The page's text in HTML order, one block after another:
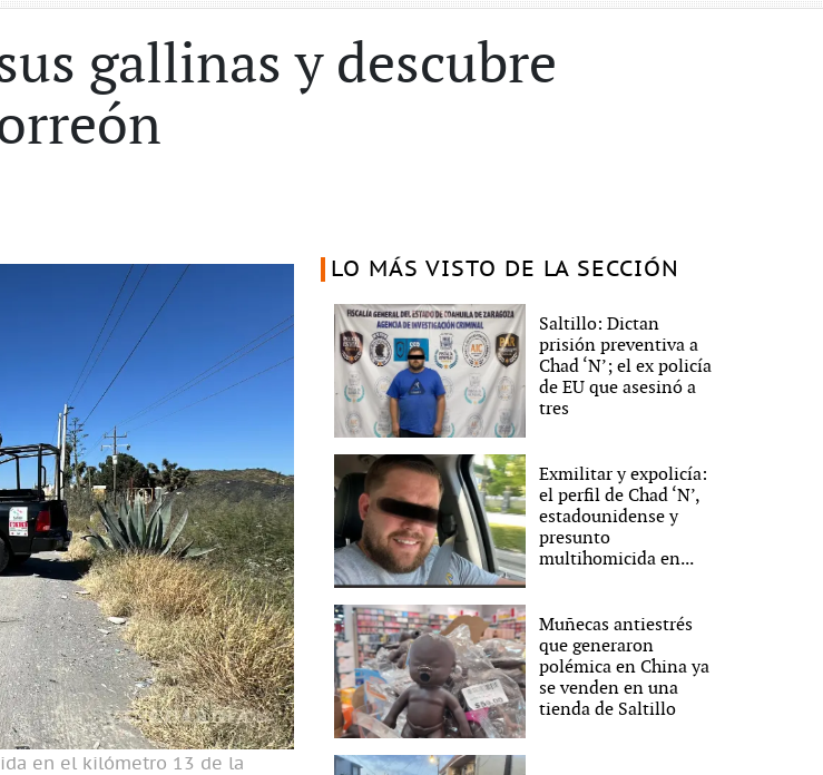
gallinas y descubre
en el kilómetro 13 de la
LO MÁS VISTO DE LA SECCIÓN
Saltillo: Dictan
prisión preventiva a
Chad ‘N’; el ex policía
de EU que asesinó a
tres
Exmilitar y expolicía:
el perfil de Chad ‘N’,
estadounidense y
presunto
multihomicida en...
Muñecas antiestrés
que generaron
polémica en China ya
se venden en una
tienda de Saltillo